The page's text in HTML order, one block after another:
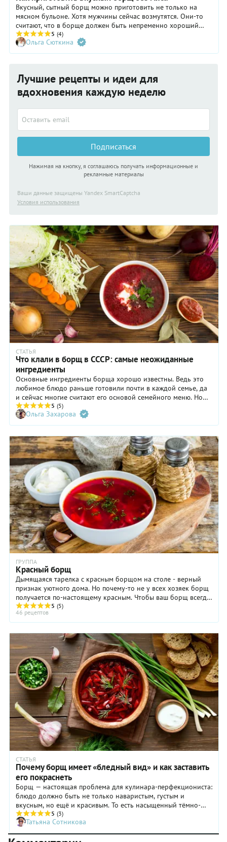
Вкусный, сытный борщ можно приготовить не только на
мясном бульоне. Хотя мужчины сейчас возмутятся. Они-то
считают, что в борще должен быть непременно хороший
кусок мяса! Но когда на стол ставится тарелка с дымящимся
наваристом борщом, съедают всё до последней капли. И не
верят, что в нем не было ни кусочка мяса — так было вкусно.
5 (4)
Ольга Сюткина
Лучшие рецепты и идеи для
вдохновения каждую неделю
Подписаться
Нажимая на кнопку, я соглашаюсь получать информационные и
рекламные материалы
Ваши данные защищены Yandex SmartCaptcha
Условия использования
СТАТЬЯ
Что клали в борщ в СССР: самые неожиданные
ингредиенты
Основные ингредиенты борща хорошо известны. Ведь это
любимое блюдо раньше готовили почти в каждой семье, да
и сейчас многие считают его основой семейного меню. Но
когда мы перелистали старые кулинарные книги в поисках
секретов приготовления домашнего борща времен
развитого социализма, то узнали много интересного про его
5 (5)
Ольга Захарова
ГРУППА
Красный борщ
Дымящаяся тарелка с красным борщом на столе - верный
признак уютного дома. Но почему-то не у всех хозяек борщ
получается по-настоящему красным. Чтобы ваш борщ всегда
был ярко-красного цвета, раскрываем все секреты
приготовления этого замечательного блюда.
5 (5)
46 рецептов
СТАТЬЯ
Почему борщ имеет «бледный вид» и как заставить
его покраснеть
Борщ — настоящая проблема для кулинара-перфекциониста:
блюдо должно быть не только наваристым, густым и
вкусным, но ещё и красивым. То есть насыщенный тёмно-
красный цвет просто обязателен! Как сделать, чтобы
краснел борщ, а не вы за него? Рассказываем!
5 (3)
Татьяна Сотникова